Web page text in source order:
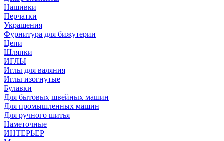
Нашивки
Перчатки
Украшения
Фурнитура для бижутерии
Цепи
Шляпки
ИГЛЫ
Иглы для валяния
Иглы изогнутые
Булавки
Для бытовых швейных машин
Для промышленных машин
Для ручного шитья
Наметочные
ИНТЕРЬЕР